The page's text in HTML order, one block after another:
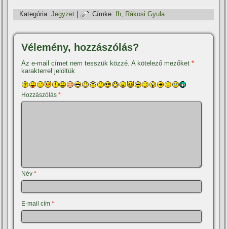
Kategória: Jegyzet | Címke: fh, Rákosi Gyula
Vélemény, hozzászólás?
Az e-mail címet nem tesszük közzé. A kötelező mezőket*
karakterrel jelöltük
Hozzászólás*
Név*
E-mail cím*